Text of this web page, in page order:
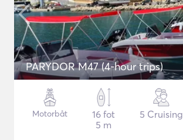
PARYDOR M47 (4-hour trips)
Motorbåt
16 fot
5 m
5 Cruising